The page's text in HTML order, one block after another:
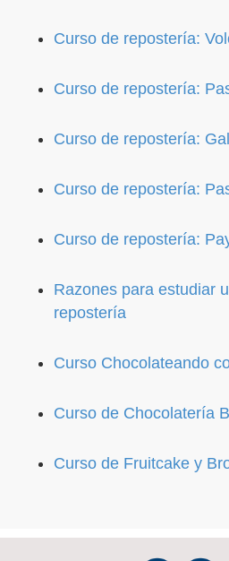
Curso de repostería:
Curso de repostería:
Curso de repostería:
Curso de repostería:
Curso de repostería:
Razones para estudiar
repostería
Curso Chocolateando
Curso de Chocolatería
Curso de Fruitcake y